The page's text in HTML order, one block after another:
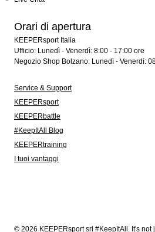
Orari di apertura
KEEPERsport Italia
Ufficio: Lunedì - Venerdì: 8:00 - 17:00 ore
Negozio Shop Bolzano: Lunedì - Venerdì:
Service & Support
KEEPERsport
KEEPERbattle
#KeepItAll Blog
KEEPERtraining
I tuoi vantaggi
© 2026 KEEPERsport srl #KeepItAll. It's not